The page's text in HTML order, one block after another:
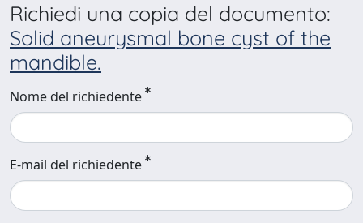
Richiedi una copia del documento:
Solid aneurysmal bone cyst of the
mandible.
Nome del richiedente
E-mail del richiedente